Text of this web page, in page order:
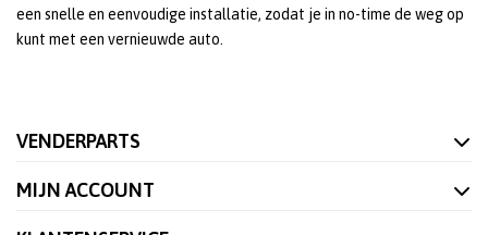
een snelle en eenvoudige installatie, zodat je in no-time de weg op
kunt met een vernieuwde auto.
VENDERPARTS
MIJN ACCOUNT